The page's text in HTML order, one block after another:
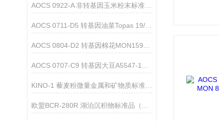
AOCS 0922-A 非转基因玉米粉末标准品的研究使用
AOCS 0711-D5 转基因油菜Topas 19/2品系标准品简介
KINO-1 藜麦粉微量金属和矿物质标准物质（加拿大NRC）